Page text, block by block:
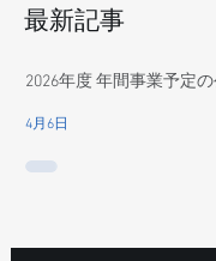
最新記事
2026年度 年間事業予定
4月6日